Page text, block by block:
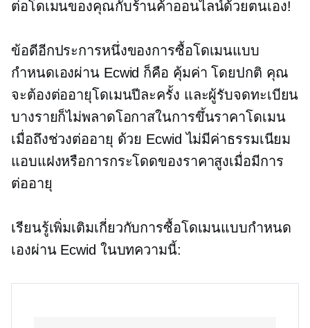
ต่อโดเมนของคุณกับร้านค้าออนไลน์ด้วยตนเอง!
ข้อดีอีกประการหนึ่งของการซื้อโดเมนแบบ
กำหนดเองผ่าน Ecwid ก็คือ คุ้มค่า โดยปกติ คุณ
จะต้องต่ออายุโดเมนปีละครั้ง และผู้รับจดทะเบียน
บางรายก็ไม่พลาดโอกาสในการขึ้นราคาโดเมน
เมื่อถึงช่วงต่ออายุ ด้วย Ecwid ไม่มีค่าธรรมเนียม
แอบแฝงหรือการกระโดดของราคาสูงเมื่อมีการ
ต่ออายุ
เรียนรู้เพิ่มเติมเกี่ยวกับการซื้อโดเมนแบบกำหนด
เองผ่าน Ecwid ในบทความนี้: